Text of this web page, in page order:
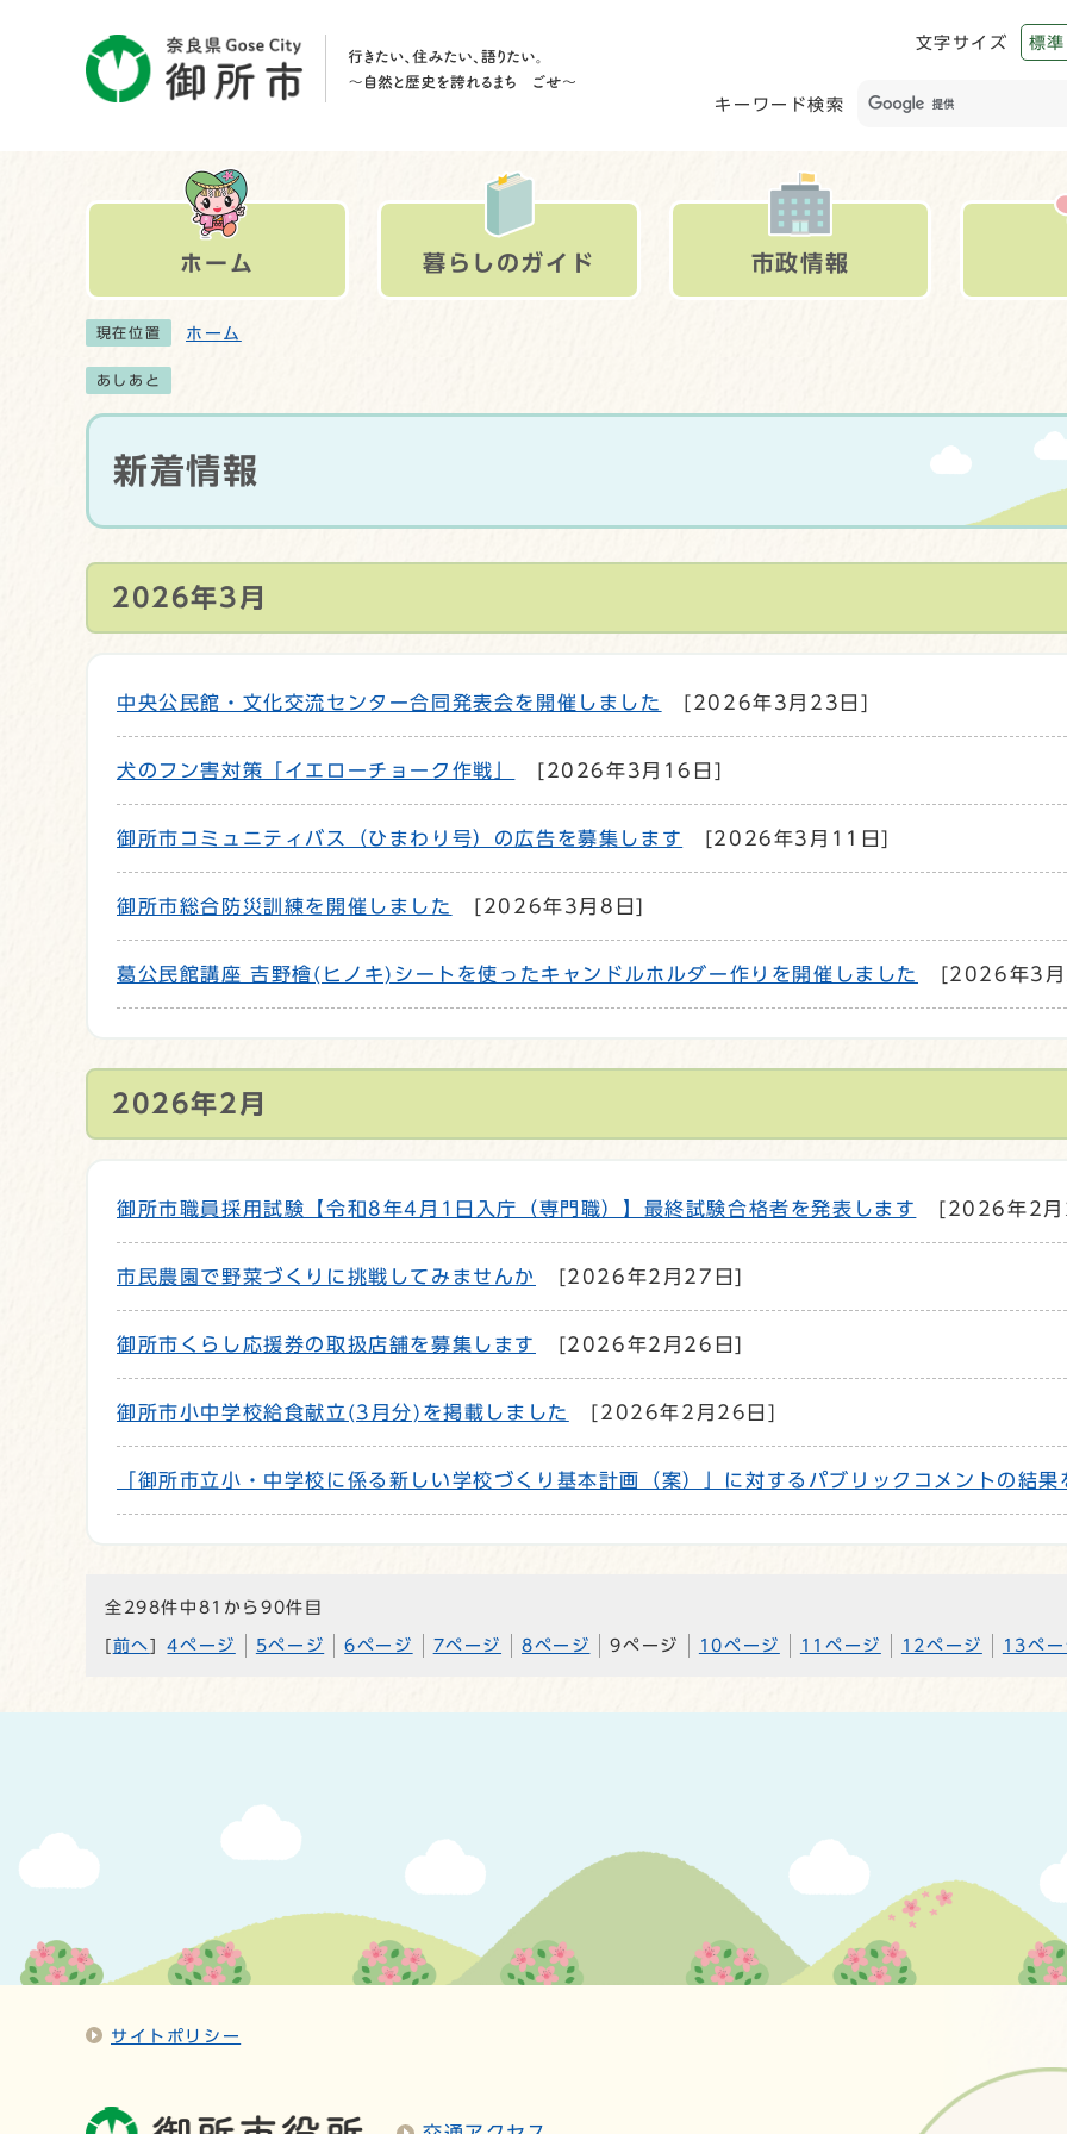
文字サイズ 標準
キーワード検索
ホーム 暮らしのガイド 市政情報
現在位置 ホーム
あしあと
新着情報
2026年3月
中央公民館・文化交流センター合同発表会を開催しました [2026年3月23日]
犬のフン害対策「イエローチョーク作戦」 [2026年3月16日]
御所市コミュニティバス（ひまわり号）の広告を募集します [2026年3月11日]
御所市総合防災訓練を開催しました [2026年3月8日]
葛公民館講座 吉野檜(ヒノキ)シートを使ったキャンドルホルダー作りを開催しました [2026年3
2026年2月
御所市職員採用試験【令和8年4月1日入庁（専門職）】最終試験合格者を発表します [2026年2
市民農園で野菜づくりに挑戦してみませんか [2026年2月27日]
御所市くらし応援券の取扱店舗を募集します [2026年2月26日]
御所市小中学校給食献立(3月分)を掲載しました [2026年2月26日]
「御所市立小・中学校に係る新しい学校づくり基本計画（案）」に対するパブリックコメントの結果
全298件中81から90件目
前へ 4ページ 5ページ 6ページ 7ページ 8ページ 9ページ 10ページ 11ページ 12ページ 13ペ
サイトポリシー